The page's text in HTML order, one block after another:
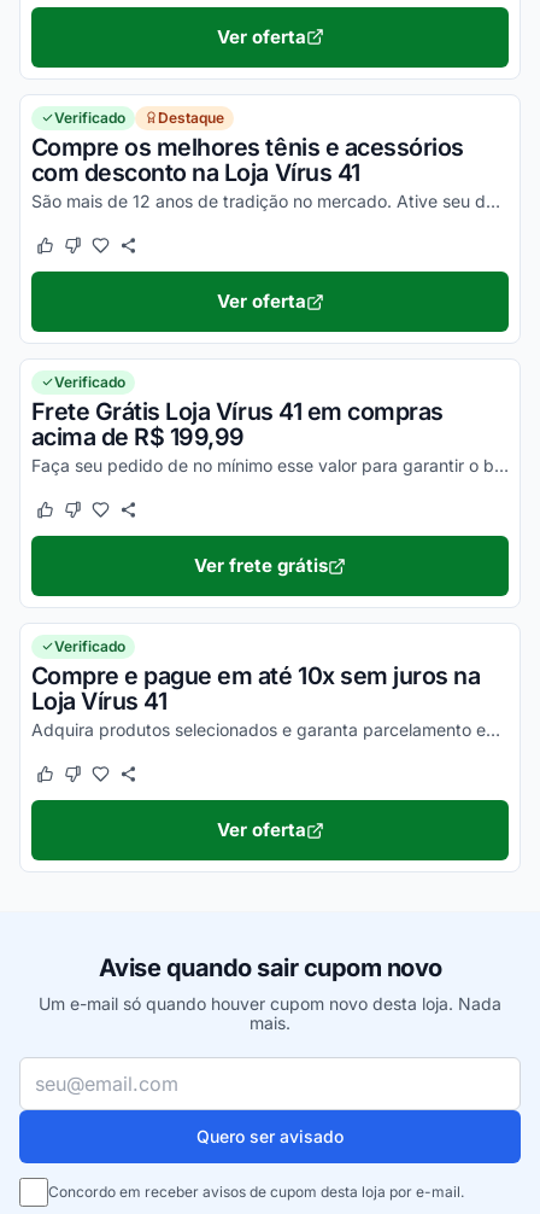
Ver oferta
Verificado Destaque
Compre os melhores tênis e acessórios
com desconto na Loja Vírus 41
São mais de 12 anos de tradição no mercado. Ative seu desconto e confira agora!
Este cupom funcionou
Este cupom não funcionou
Ver oferta
Verificado
Frete Grátis Loja Vírus 41 em compras
acima de R$ 199,99
Faça seu pedido de no mínimo esse valor para garantir o benefício do frete gratuito. Corra e aproveite agora!
Este cupom funcionou
Este cupom não funcionou
Ver frete grátis
Verificado
Compre e pague em até 10x sem juros na
Loja Vírus 41
Adquira produtos selecionados e garanta parcelamento em até 10x sem juros no cartão de crédito.
Este cupom funcionou
Este cupom não funcionou
Ver oferta
Avise quando sair cupom novo
Um e-mail só quando houver cupom novo desta loja. Nada
mais.
Quero ser avisado
Concordo em receber avisos de cupom desta loja por e-mail.